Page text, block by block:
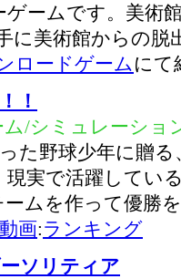
ームです。美術
に美術館からの脱
ロードゲームにて
！
ム/シミュレーショ
た野球少年に贈
実で活躍してい
ムを作って優勝
動画:ランキング
ソリティア